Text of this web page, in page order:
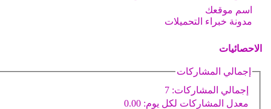
اسم موقعك
مدونة خبراء التحميلات
الاحصائيات
إجمالي المشاركات
إجمالي المشاركات:
معدل المشاركات لكل يوم: